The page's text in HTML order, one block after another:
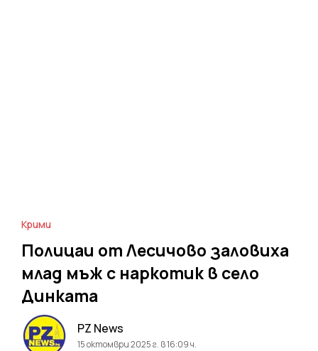
Крими
Полицаи от Лесичово заловиха
млад мъж с наркотик в село
Динката
PZ News
15 октомври 2025 г. в 16:09 ч.